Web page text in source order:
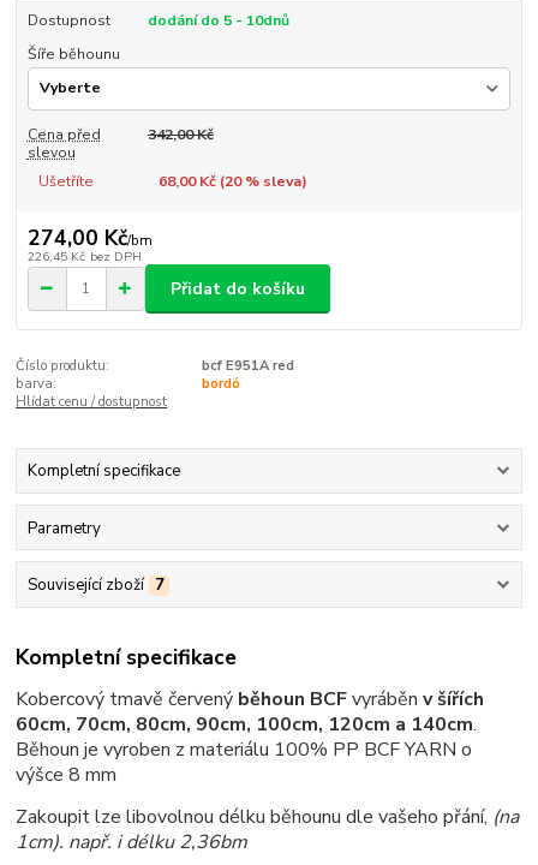
Dostupnost
dodání do 5 - 10dnů
Šíře běhounu
Cena před
slevou
342,00 Kč
Ušetříte 68,00 Kč (20% sleva)
274,00 Kč/bm
226,45 Kč bez DPH
Přidat do košíku
Číslo produktu:
bcf E951A red
barva:
bordó
Hlídat cenu / dostupnost
Kompletní specifikace
Parametry
Související zboží 7
Kompletní specifikace
Kobercový tmavě červený běhoun BCFvyráběnv šířích
60cm, 70cm, 80cm, 90cm, 100cm, 120cm a 140cm.
Běhoun je vyroben z materiálu 100% PP BCF YARN o
výšce 8 mm
Zakoupit lze libovolnou délku běhounu dle vašeho přání, (na
1cm). např. i délku 2,36bm